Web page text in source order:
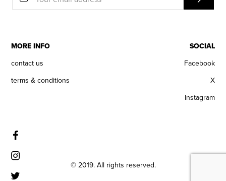
MORE INFO
contact us
terms & conditions
SOCIAL
Facebook
X
Instagram
© 2019. All rights reserved.